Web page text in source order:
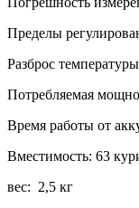
Пределы
Разброс
Потребляемая
Время работы от
Вместимость: 63
вес: 2,5 кг